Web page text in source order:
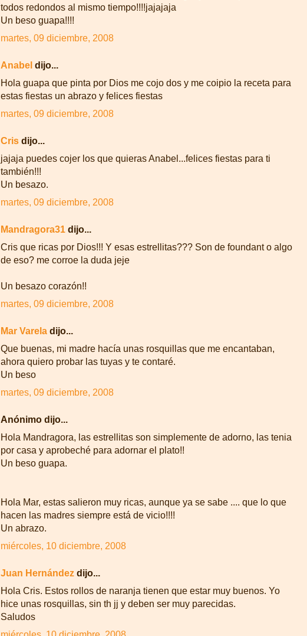
todos redondos al mismo tiempo!!!!jajajaja
Un beso guapa!!!!
martes, 09 diciembre, 2008
Anabel dijo...
Hola guapa que pinta por Dios me cojo dos y me coipio la receta para
estas fiestas un abrazo y felices fiestas
martes, 09 diciembre, 2008
Cris dijo...
jajaja puedes cojer los que quieras Anabel...felices fiestas para ti
también!!!
Un besazo.
martes, 09 diciembre, 2008
Mandragora31 dijo...
Cris que ricas por Dios!!! Y esas estrellitas??? Son de foundant o algo
de eso? me corroe la duda jeje
Un besazo corazón!!
martes, 09 diciembre, 2008
Mar Varela dijo...
Que buenas, mi madre hacía unas rosquillas que me encantaban,
ahora quiero probar las tuyas y te contaré.
Un beso
martes, 09 diciembre, 2008
Anónimo dijo...
Hola Mandragora, las estrellitas son simplemente de adorno, las tenia
por casa y aprobeché para adornar el plato!!
Un beso guapa.
Hola Mar, estas salieron muy ricas, aunque ya se sabe .... que lo que
hacen las madres siempre está de vicio!!!!
Un abrazo.
miércoles, 10 diciembre, 2008
Juan Hernández dijo...
Hola Cris. Estos rollos de naranja tienen que estar muy buenos. Yo
hice unas rosquillas, sin th jj y deben ser muy parecidas.
Saludos